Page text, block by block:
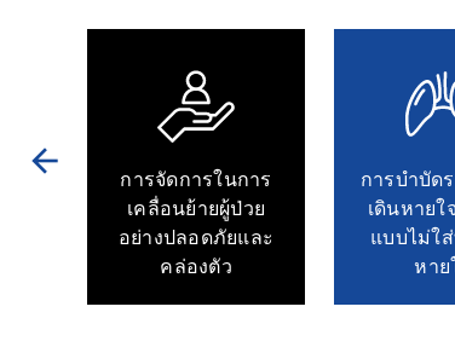
arrow_back
การจัดการในการ
เคลื่อนย้ายผู้ป่วย
อย่างปลอดภัยและ
คล่องตัว
การบำบัด
เดินหายใ
แบบไม่ใ
หาย